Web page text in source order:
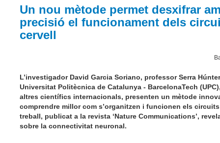
Un nou mètode permet desxifrar
precisió el funcionament dels
cervell
L’investigador David Garcia Soriano, professor Serra
Universitat Politècnica de Catalunya - BarcelonaTech
altres científics internacionals, presenten un mètode
comprendre millor com s’organitzen i funcionen els
treball, publicat a la revista ‘Nature Communications’,
sobre la connectivitat neuronal.